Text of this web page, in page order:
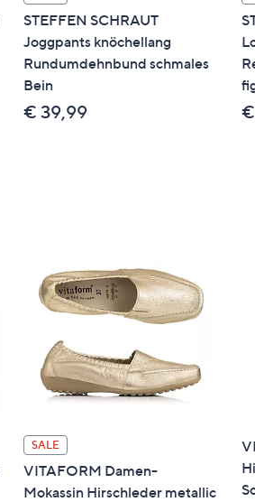
STEFFEN SCHRAUT
Joggpants knöchellang
Rundumdehnbund schmales
Bein
€ 39,99
SALE
VITAFORM Damen-
Mokassin Hirschleder metallic